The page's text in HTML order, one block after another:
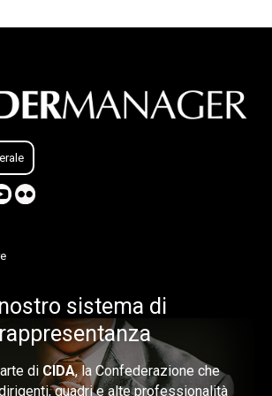
nostro sistema di
rappresentanza
di CIDA, la Confederazione che
quadri e alte professionalità